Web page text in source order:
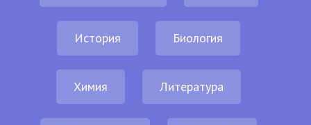
История Биология
Химия Литература